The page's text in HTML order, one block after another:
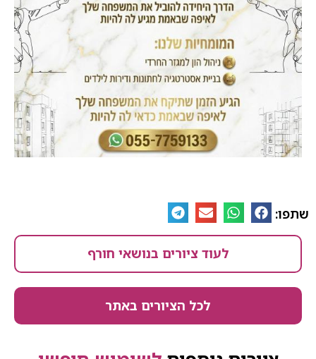
שתפו:
לעוד ציורים בנושאי חורף
לכל הציורים באתר